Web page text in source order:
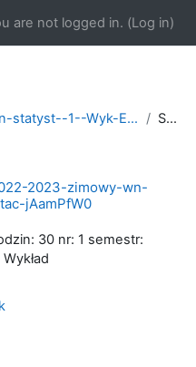
input
are not logged in. (Log in)
wn-statyst--1--Wyk-E-ROK-2022-2023-zimowy Summary
2023-zimowy-wn-
jAamPfW0
30 nr: 1 semestr: